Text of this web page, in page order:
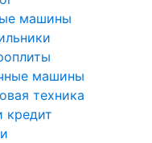
машины
машины
техника
кредит